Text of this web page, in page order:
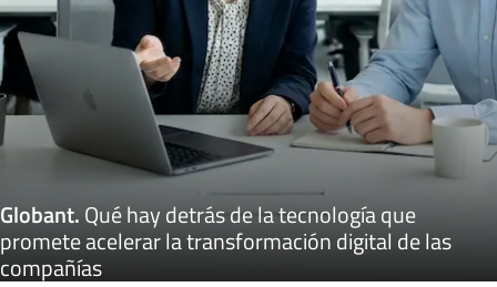
Globant.Qué hay detrás de la tecnología que
promete acelerar la transformación digital de las
compañías